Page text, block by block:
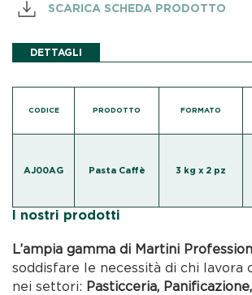
SCARICA SCHEDA PRODOTTO
DETTAGLI
CODICE PRODOTTO
AJ00AG Pasta Caffè
FORMATO
3 kg x 2 pz
I nostri prodotti
L’ampia gamma di Martini
soddisfare le necessità di chi lavora
nei settori: Pasticceria,